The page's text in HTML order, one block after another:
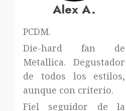
Alex A.
PCDM.
Die-hard fan de
Metallica. Degustador
de todos los estilos,
aunque con criterio.
Fiel seguidor de la